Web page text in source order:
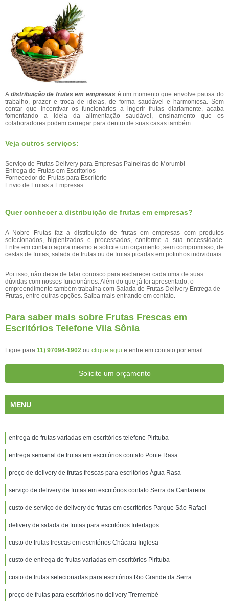
A distribuição de frutas em empresas é um momento que envolve pausa do
trabalho, prazer e troca de ideias, de forma saudável e harmoniosa. Sem
contar que incentivar os funcionários a ingerir frutas diariamente, acaba
fomentando a ideia da alimentação saudável, ensinamento que os
colaboradores podem carregar para dentro de suas casas também.
Veja outros serviços:
Serviço de Frutas Delivery para Empresas Paineiras do Morumbi
Entrega de Frutas em Escritorios
Fornecedor de Frutas para Escritório
Envio de Frutas a Empresas
Quer conhecer a distribuição de frutas em empresas?
A Nobre Frutas faz a distribuição de frutas em empresas com produtos
selecionados, higienizados e processados, conforme a sua necessidade.
Entre em contato agora mesmo e solicite um orçamento, sem compromisso, de
cestas de frutas, salada de frutas ou de frutas picadas em potinhos individuais.
Por isso, não deixe de falar conosco para esclarecer cada uma de suas
dúvidas com nossos funcionários. Além do que já foi apresentado, o
empreendimento também trabalha com Salada de Frutas Delivery Entrega de
Frutas, entre outras opções. Saiba mais entrando em contato.
Para saber mais sobre Frutas Frescas em
Escritórios Telefone Vila Sônia
Ligue para 11) 97094-1902 ou clique aqui e entre em contato por email.
Solicite um orçamento
MENU
entrega de frutas variadas em escritórios telefone Pirituba
entrega semanal de frutas em escritórios contato Ponte Rasa
preço de delivery de frutas frescas para escritórios Água Rasa
serviço de delivery de frutas em escritórios contato Serra da Cantareira
custo de serviço de delivery de frutas em escritórios Parque São Rafael
delivery de salada de frutas para escritórios Interlagos
custo de frutas frescas em escritórios Chácara Inglesa
custo de entrega de frutas variadas em escritórios Pirituba
custo de frutas selecionadas para escritórios Rio Grande da Serra
preço de frutas para escritórios no delivery Tremembé